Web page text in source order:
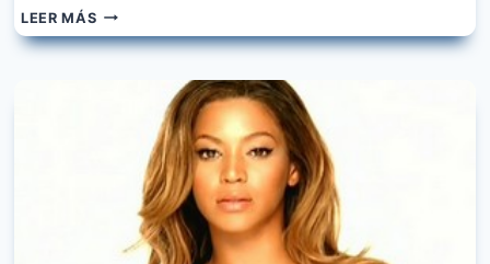
LEER MÁSBEYONCE
–
FORMATION